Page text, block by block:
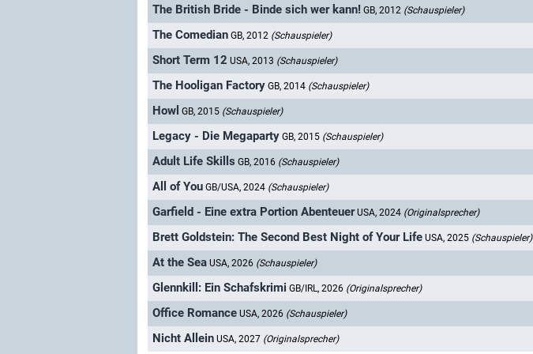
The British Bride - Binde sich wer kann! GB, 2012 (Schauspieler)
The Comedian GB, 2012 (Schauspieler)
Short Term 12 USA, 2013 (Schauspieler)
The Hooligan Factory GB, 2014 (Schauspieler)
Howl GB, 2015 (Schauspieler)
Legacy - Die Megaparty GB, 2015 (Schauspieler)
Adult Life Skills GB, 2016 (Schauspieler)
All of You GB/USA, 2024 (Schauspieler)
Garfield - Eine extra Portion Abenteuer USA, 2024 (Originalsprecher)
Brett Goldstein: The Second Best Night of Your Life USA, 2025 (Schauspieler)
At the Sea USA, 2026 (Schauspieler)
Glennkill: Ein Schafskrimi GB/IRL, 2026 (Originalsprecher)
Office Romance USA, 2026 (Schauspieler)
Nicht Allein USA, 2027 (Originalsprecher)